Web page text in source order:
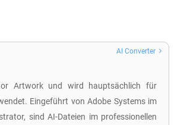
Artwork und wird hauptsächlich für
Eingeführt von Adobe Systems im
sind AI-Dateien im professionellen
AI Converter